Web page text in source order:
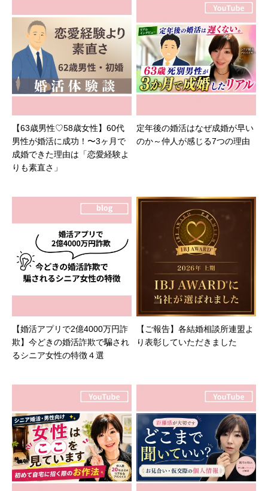
【63歳男性♡58歳女性】60代
男性が婚活に成功！〜3ヶ月で
成婚できた理由は「恋愛経験よ
りも素直さ」
定年後の婚活はなぜ成婚が早い
のか～仲人が感じる7つの理由
【婚活アプリで2億4000万円詐
欺】今どきの婚活詐欺で騙され
るシニア女性の特徴４選
【ご報告】各結婚相談所連盟よ
り表彰していただきました